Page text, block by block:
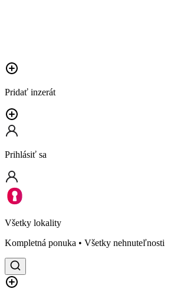
Pridať inzerát
Prihlásiť sa
Všetky lokality
Kompletná ponuka • Všetky nehnuteľnosti